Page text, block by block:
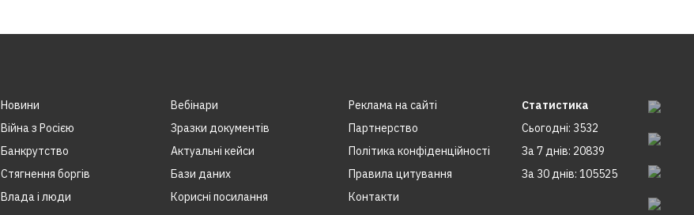
Новини
Війна з Росією
Банкрутство
Стягнення боргiв
Влада i люди
Вебінари
Зразки документів
Актуальні кейси
Бази даних
Корисні посилання
Реклама на сайтi
Партнерство
Політика конфіденційності
Правила цитування
Контакти
Статистика
Сьогодні: 3532
За 7 днів: 20839
За 30 днів: 105525